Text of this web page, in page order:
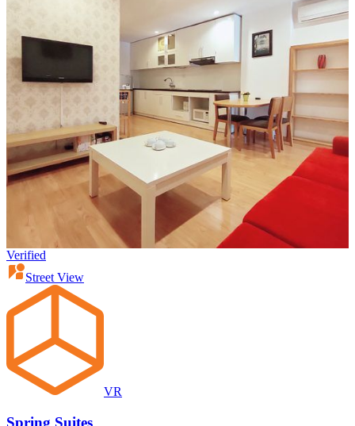
Verified
Street View
VR
Spring Suites